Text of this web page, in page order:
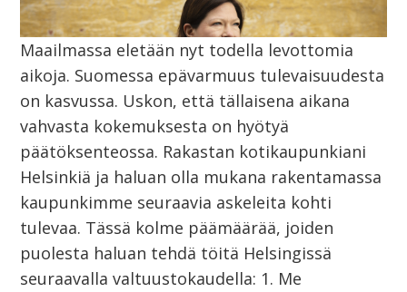
Maailmassa eletään nyt todella levottomia
aikoja. Suomessa epävarmuus tulevaisuudesta
on kasvussa. Uskon, että tällaisena aikana
vahvasta kokemuksesta on hyötyä
päätöksenteossa. Rakastan kotikaupunkiani
Helsinkiä ja haluan olla mukana rakentamassa
kaupunkimme seuraavia askeleita kohti
tulevaa. Tässä kolme päämäärää, joiden
puolesta haluan tehdä töitä Helsingissä
seuraavalla valtuustokaudella: 1. Me